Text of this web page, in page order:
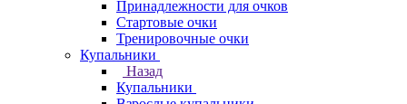
Принадлежности для очков
Стартовые очки
Тренировочные очки
Купальники
Назад
Купальники